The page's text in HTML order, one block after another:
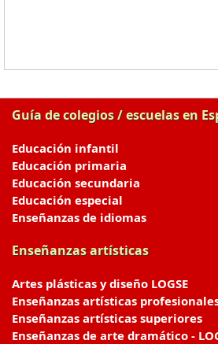
Guía de colegios / escuelas en
Educación infantil
Educación primaria
Educación secundaria
Educación especial
Enseñanzas de idiomas
Enseñanzas artísticas
Artes plásticas y diseño LOGSE
Enseñanzas artísticas
Enseñanzas artísticas superiores
Enseñanzas de arte dramático -